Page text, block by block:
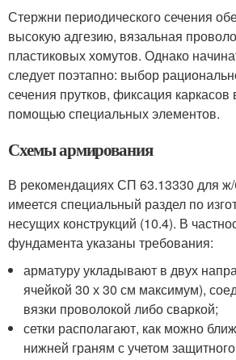
Стержни периодического сечения
высокую адгезию, вязальная
пластиковых хомутов. Однако
следует поэтапно: выбор
сечения прутков, фиксация каркасов
помощью специальных элементов.
Схемы армирования
В рекомендациях СП 63.13330 для ж/
имеется специальный раздел по
несущих конструкций (10.4). В
фундамента указаны требования:
арматуру укладывают в двух
ячейкой 30 х 30 см максимум),
вязки проволокой либо сваркой;
сетки располагают, как можно
нижней граням с учетом